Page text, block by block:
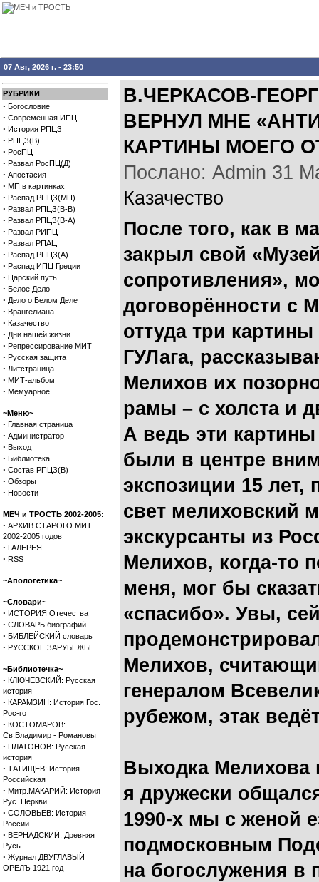
07 Авг, 2026 г. - 23:50
РУБРИКИ
· Богословие
· Современная ИПЦ
· История РПЦЗ
· РПЦЗ(В)
· РосПЦ
· Развал РосПЦ(Д)
· Апостасия
· МП в картинках
· Распад РПЦЗ(МП)
· Развал РПЦЗ(В-В)
· Развал РПЦЗ(В-А)
· Развал РИПЦ
· Развал РПАЦ
· Распад РПЦЗ(А)
· Распад ИПЦ Греции
· Царский путь
· Белое Дело
· Дело о Белом Деле
· Врангелиана
· Казачество
· Дни нашей жизни
· Репрессирование МИТ
· Русская защита
· Литстраница
· МИТ-альбом
· Мемуарное
~Меню~
· Главная страница
· Администратор
· Выход
· Библиотека
· Состав РПЦЗ(В)
· Обзоры
· Новости
МЕЧ и ТРОСТЬ 2002-2005:
· АРХИВ СТАРОГО МИТ
2002-2005 годов
· ГАЛЕРЕЯ
· RSS
~Апологетика~
~Словари~
· ИСТОРИЯ Отечества
· СЛОВАРЬ биографий
· БИБЛЕЙСКИЙ словарь
· РУССКОЕ ЗАРУБЕЖЬЕ
~Библиотечка~
· КЛЮЧЕВСКИЙ: Русская
история
· КАРАМЗИН: История Гос.
Рос-го
· КОСТОМАРОВ:
Св.Владимир - Романовы
· ПЛАТОНОВ: Русская
история
· ТАТИЩЕВ: История
Российская
· Митр.МАКАРИЙ: История
Рус. Церкви
· СОЛОВЬЕВ: История
России
· ВЕРНАДСКИЙ: Древняя
Русь
· Журнал ДВУГЛАВЫЙ
ОРЕЛЪ 1921 год
В.ЧЕРКАСОВ-
ВЕРНУЛ МНЕ
КАРТИНЫ МОЕГО
Послано: Admin 31
Казачество
После того, как в
закрыл свой
сопротивления»,
договорённости с
оттуда три
ГУЛага,
Мелихов их
рамы – с холста и
А ведь эти
были в центре
экспозиции 15 лет,
свет мелиховский
экскурсанты из
Мелихов, когда-то
меня, мог бы
«спасибо». Увы,
Мелихов,
генералом
рубежом, этак
Выходка Мелихова
я дружески
1990-х мы с женой
подмосковным
на богослужения